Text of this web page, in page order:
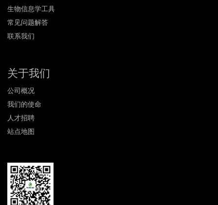
生物信息学工具
常见问题解答
联系我们
关于我们
公司概况
我们的使命
人才招聘
站点地图